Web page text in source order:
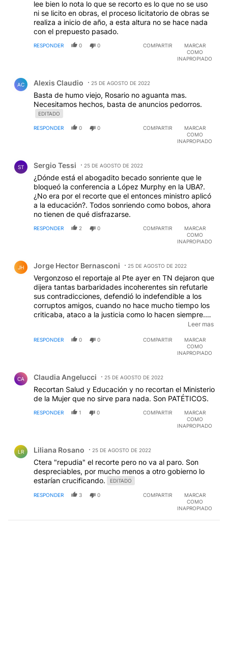
lee bien lo nota lo que se recorto es lo que no se uso
ni se licito en obras, el proceso licitatorio de obras se
realiza a inicio de año, a esta altura no se hace nada
con el prepuesto pasado.
RESPONDER 0 0 COMPARTIR
MARCAR
COMO
INAPROPIADO
AC Alexis Claudio 25 DE AGOSTO DE 2022
Basta de humo viejo, Rosario no aguanta mas.
Necesitamos hechos, basta de anuncios pedorros.
EDITADO
RESPONDER 0 0 COMPARTIR
MARCAR
COMO
INAPROPIADO
ST Sergio Tessi 25 DE AGOSTO DE 2022
¿Dónde está el abogadito becado sonriente que le
bloqueó la conferencia a López Murphy en la UBA?.
¿No era por el recorte que el entonces ministro aplicó
a la educación?. Todos sonriendo como bobos, ahora
no tienen de qué disfrazarse.
RESPONDER 2 0 COMPARTIR
MARCAR
COMO
INAPROPIADO
JH Jorge Hector Bernasconi 25 DE AGOSTO DE 2022
Vergonzoso el reportaje al Pte ayer en TN dejaron que
dijera tantas barbaridades incoherentes sin refutarle
sus contradicciones, defendió lo indefendible a los
corruptos amigos, cuando no hace mucho tiempo los
criticaba, ataco a la justicia como lo hacen siempre.
País descompuesto, inmerso en una corrupción
hunde mas dia a dia destruyendo a la sociedad
honesta que implora por trabajo, salud, bienestar
Argentina de todos esos valores.
Leer mas
RESPONDER 0 0 COMPARTIR
MARCAR
COMO
INAPROPIADO
CA Claudia Angelucci 25 DE AGOSTO DE 2022
Recortan Salud y Educación y no recortan el Ministerio
de la Mujer que no sirve para nada. Son PATÉTICOS.
RESPONDER 1 0 COMPARTIR
MARCAR
COMO
INAPROPIADO
LR Liliana Rosano 25 DE AGOSTO DE 2022
Ctera "repudia" el recorte pero no va al paro. Son
despreciables, por mucho menos a otro gobierno lo
estarían crucificando.
EDITADO
RESPONDER 3 0 COMPARTIR
MARCAR
COMO
INAPROPIADO